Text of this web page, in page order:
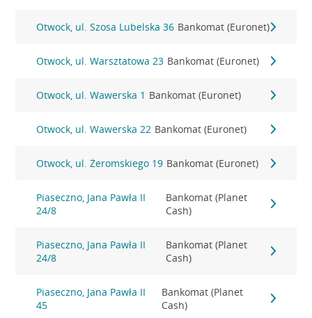
Otwock, ul. Szosa Lubelska 36 Bankomat (Euronet)
Otwock, ul. Warsztatowa 23 Bankomat (Euronet)
Otwock, ul. Wawerska 1 Bankomat (Euronet)
Otwock, ul. Wawerska 22 Bankomat (Euronet)
Otwock, ul. Żeromskiego 19 Bankomat (Euronet)
Piaseczno, Jana Pawła II
24/8
Bankomat (Planet
Cash)
Piaseczno, Jana Pawła II
24/8
Bankomat (Planet
Cash)
Piaseczno, Jana Pawła II
45
Bankomat (Planet
Cash)